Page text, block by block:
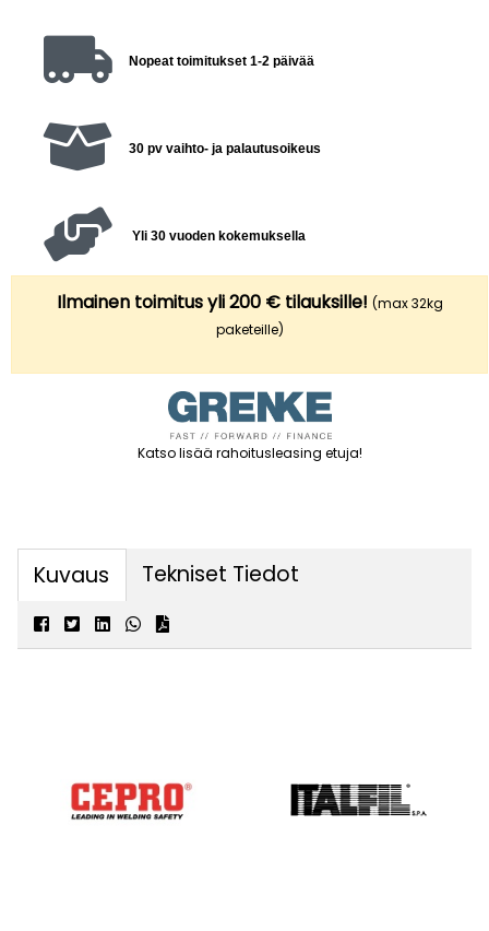
Nopeat toimitukset 1-2 päivää
30 pv vaihto- ja palautusoikeus
Yli 30 vuoden kokemuksella
Ilmainen toimitus yli 200 € tilauksille! (max 32kg
paketeille)
Katso lisää rahoitusleasing etuja!
Kuvaus Tekniset Tiedot